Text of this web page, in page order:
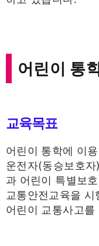
어린이 통
교육목표
어린이 통학에 이
운전자(동승보호
과 어린이 특별보
교통안전교육을
어린이 교통사고